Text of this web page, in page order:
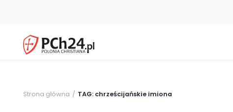
Strona główna TAG: chrześcijańskie imiona